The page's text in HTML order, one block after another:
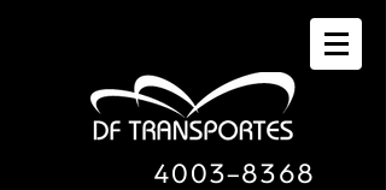
4003-8368